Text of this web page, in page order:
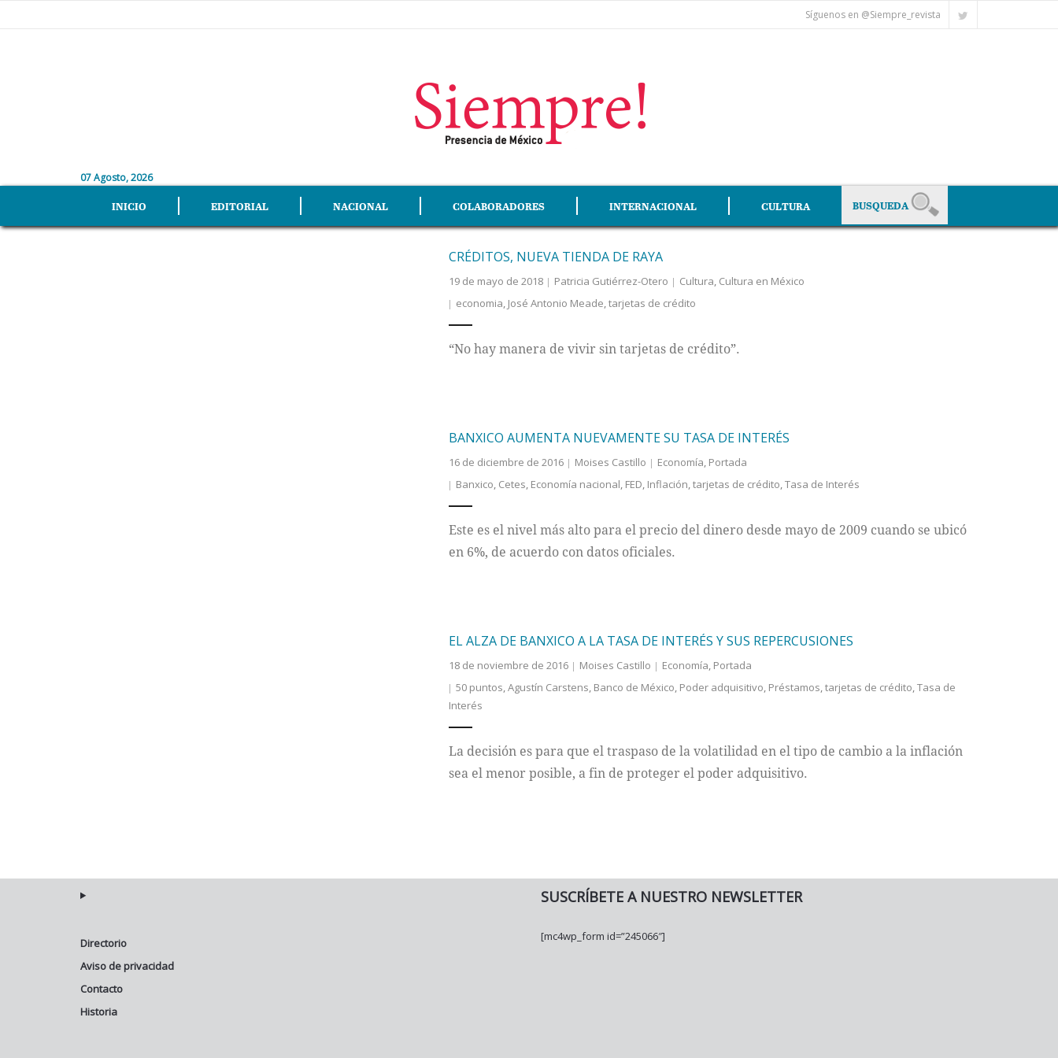
Síguenos en @Siempre_revista
07 Agosto, 2026
INICIO EDITORIAL NACIONAL COLABORADORES INTERNACIONAL CULTURA
CRÉDITOS, NUEVA TIENDA DE RAYA
19 de mayo de 2018 Patricia Gutiérrez-Otero Cultura, Cultura en México
economia, José Antonio Meade,tarjetas de crédito
“No hay manera de vivir sin tarjetas de crédito”.
BANXICO AUMENTA NUEVAMENTE SU TASA DE INTERÉS
16 de diciembre de 2016 Moises Castillo Economía, Portada
Banxico, Cetes, Economía nacional, FED, Inflación,tarjetas de crédito,Tasa de Interés
Este es el nivel más alto para el precio del dinero desde mayo de 2009 cuando se ubicó
en 6%, de acuerdo con datos oficiales.
EL ALZA DE BANXICO A LA TASA DE INTERÉS Y SUS REPERCUSIONES
18 de noviembre de 2016 Moises Castillo Economía, Portada
50 puntos,Agustín Carstens, Banco de México, Poder adquisitivo, Préstamos,tarjetas de crédito,Tasa de
Interés
La decisión es para que el traspaso de la volatilidad en el tipo de cambio a la inflación
sea el menor posible, a fin de proteger el poder adquisitivo.
Directorio
Aviso de privacidad
Contacto
Historia
SUSCRÍBETE A NUESTRO NEWSLETTER
[mc4wp_form id=”245066″]